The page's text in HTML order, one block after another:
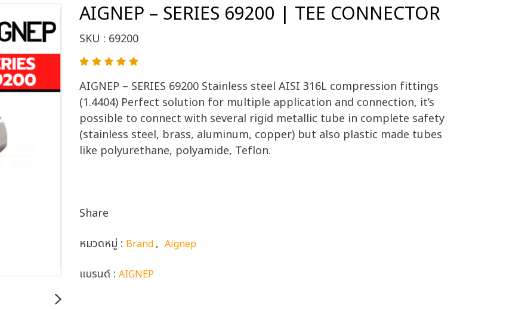
AIGNEP – SERIES 69200 | TEE CONNECTOR
SKU : 69200
AIGNEP – SERIES 69200 Stainless steel AISI 316L compression fittings
(1.4404) Perfect solution for multiple application and connection, it’s
possible to connect with several rigid metallic tube in complete safety
(stainless steel, brass, aluminum, copper) but also plastic made tubes
like polyurethane, polyamide, Teflon.
Share
หมวดหมู่ : Brand, Aignep
แบรนด์ : AIGNEP